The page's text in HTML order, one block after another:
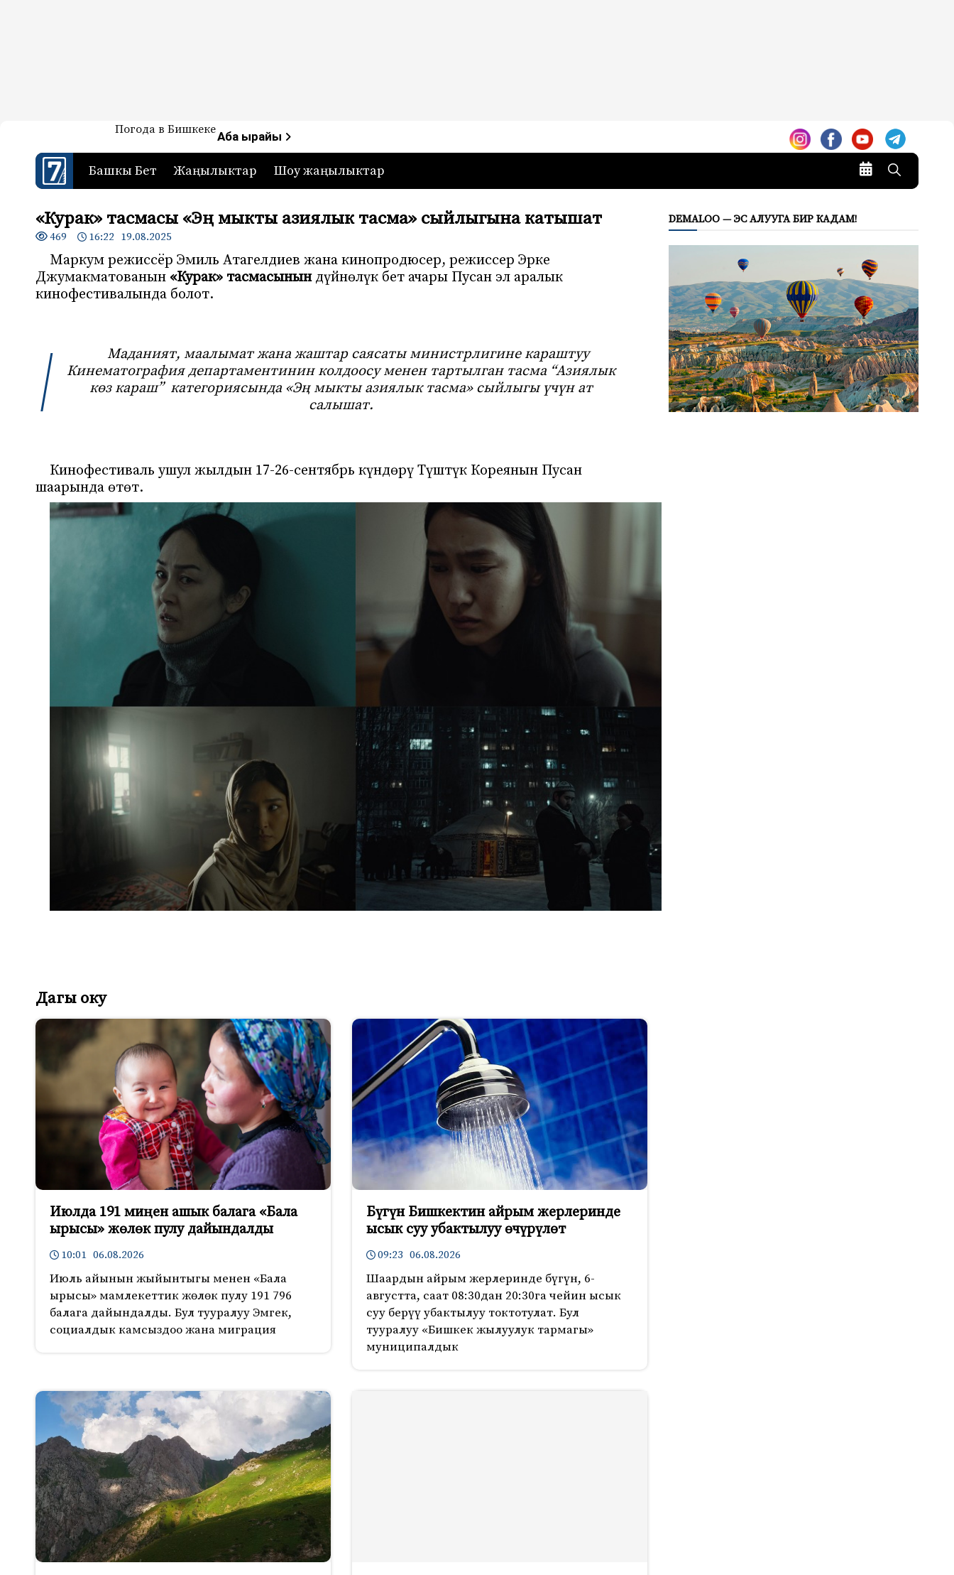
7-канал. Жаңылыктар — Кыргызстан
Жаңылыктар — Кыргызстан
Погода в БишкекеАба ырайы
Башкы Бет Жаңылыктар Шоу жаңылыктар
«Курак» тасмасы «Эң мыкты азиялык тасма» сыйлыгына катышат
469 16:22 19.08.2025
Маркум режиссёр Эмиль Атагелдиев жана кинопродюсер, режиссер Эрке
Джумакматованын «Курак» тасмасынындүйнөлүк бет ачары Пусан эл аралык
кинофестивалында болот.
Маданият, маалымат жана жаштар саясаты министрлигине караштуу
Кинематография департаментинин колдоосу менен тартылган тасма “Азиялык
көз караш” категориясында «Эң мыкты азиялык тасма» сыйлыгы үчүн ат
салышат.
Кинофестиваль ушул жылдын 17-26-сентябрь күндөрү Түштүк Кореянын Пусан
шаарында өтөт.
Дагы оку
Июлда 191 миңен ашык балага «Бала
ырысы» жөлөк пулу дайындалды
10:01 06.08.2026
Июль айынын жыйынтыгы менен «Бала
ырысы» мамлекеттик жөлөк пулу 191 796
балага дайындалды. Бул тууралуу Эмгек,
социалдык камсыздоо жана миграция
Бүгүн Бишкектин айрым жерлеринде
ысык суу убактылуу өчүрүлөт
09:23 06.08.2026
Шаардын айрым жерлеринде бүгүн, 6-
августта, саат 08:30дан 20:30га чейин ысык
суу берүү убактылуу токтотулат. Бул
тууралуу «Бишкек жылуулук тармагы»
муниципалдык
DEMALOO — ЭС АЛУУГА БИР КАДАМ!